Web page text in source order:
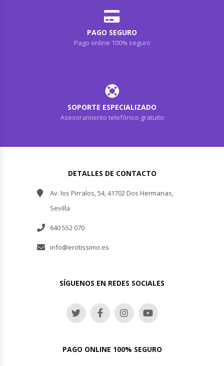
PAGO SEGURO
Pago online 100% seguro
SOPORTE ESPECIALIZADO
Asesoramiento telefónico gratuito
DETALLES DE CONTACTO
Av. los Pirralos, 54, 41702 Dos Hermanas,
Sevilla
640 552 070
info@erotissimo.es
SÍGUENOS EN REDES SOCIALES
PAGO ONLINE 100% SEGURO